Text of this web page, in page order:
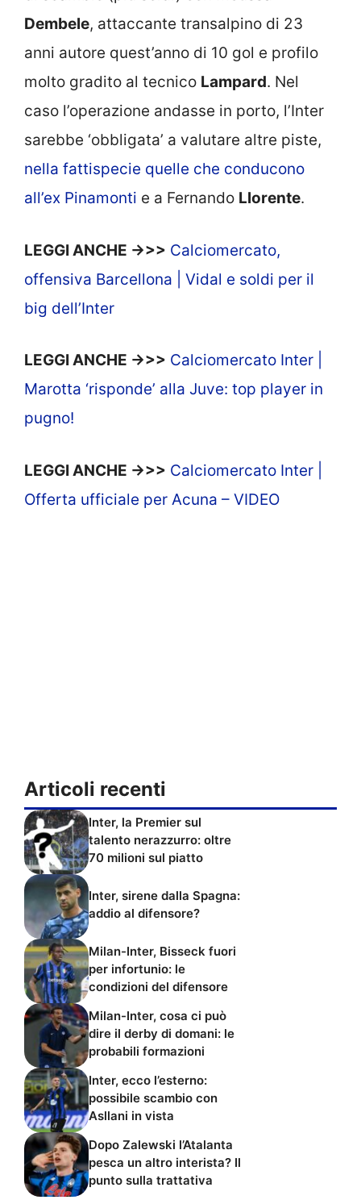
Dembele, attaccante transalpino di 23
anni autore quest’anno di 10 gol e profilo
molto gradito al tecnico Lampard. Nel
caso l’operazione andasse in porto, l’Inter
sarebbe ‘obbligata’ a valutare altre piste,
nella fattispecie quelle che conducono
all’ex Pinamonti e a Fernando Llorente.
LEGGI ANCHE ->>> Calciomercato,
offensiva Barcellona | Vidal e soldi per il
big dell’Inter
LEGGI ANCHE ->>> Calciomercato Inter |
Marotta ‘risponde’ alla Juve: top player in
pugno!
LEGGI ANCHE ->>> Calciomercato Inter |
Offerta ufficiale per Acuna – VIDEO
Articoli recenti
Inter, la Premier sul
talento nerazzurro: oltre
70 milioni sul piatto
Inter, sirene dalla Spagna:
addio al difensore?
Milan-Inter, Bisseck fuori
per infortunio: le
condizioni del difensore
Milan-Inter, cosa ci può
dire il derby di domani: le
probabili formazioni
Inter, ecco l’esterno:
possibile scambio con
Asllani in vista
Dopo Zalewski l’Atalanta
pesca un altro interista? Il
punto sulla trattativa